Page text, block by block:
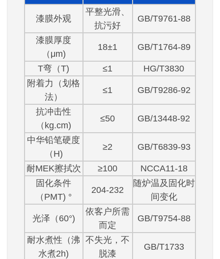
漆膜外观
平整光滑、
抗污好
GB/T9761-88
漆膜厚度
（μm)
18±1 GB/T1764-89
T弯（T) ≤1
HG/T3830
附着力（划格
法）
≤1 GB/T9286-92
抗冲击性
（kg.cm)
≤50 GB/13448-92
中华铅笔硬度
（H)
≥2 GB/T6839-93
耐MEK擦拭次 ≥100
NCCA11-18
固化条件
（PMT) °
204-232
随炉温及固化时
间变化
光泽（60°)
依客户所需
而定
GB/T9754-88
耐水煮性（沸
水煮2h)
不失光，不
脱漆
GB/T1733